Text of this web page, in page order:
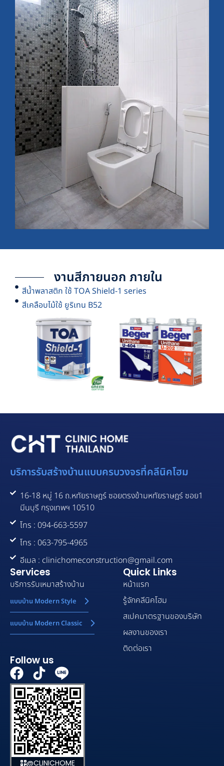
งานสีภายนอก ภายใน
สีน้ำพลาสติก ใช้ TOA Shield-1 series
สีเคลือบไม้ใช้ ยูริเทน B52
บริการรับสร้างบ้านแบบครบวงจรที่คลีนิคโฮม
16-18 หมู่ 16 ถ.หทัยราษฎร์ ซอยตรงข้ามหทัยราษฎร์ ซอย1
มีนบุรี กรุงเทพฯ 10510
โทร : 094-663-5597
โทร : 063-795-4965
อีเมล : clinichomeconstruction@gmail.com
Services
บริการรับเหมาสร้างบ้าน
แบบบ้าน Modern Style
แบบบ้าน Modern Classic
Quick Links
หน้าแรก
รู้จักคลีนิคโฮม
สเปคมาตรฐานของบริษัท
ผลงานของเรา
ติดต่อเรา
Follow us
F
a
c
e
b
o
o
T
i
k
t
o
k
@CLINICHOME